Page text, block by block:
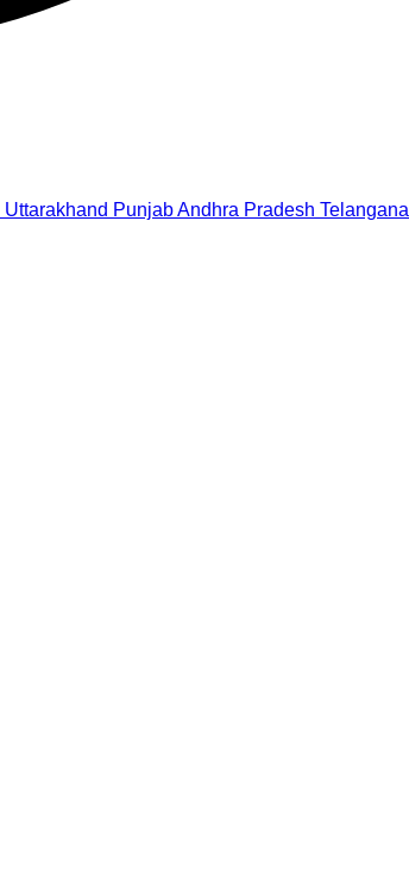
Uttarakhand PunjabAndhra Pradesh Telangana